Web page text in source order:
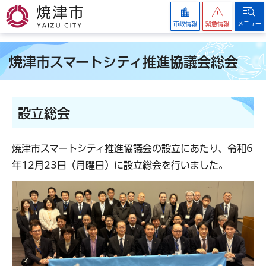
焼津市
市政情報 緊急情報 メニュー
焼津市スマートシティ推進協議会総会
設立総会
焼津市スマートシティ推進協議会の設立にあたり、令和6
年12月23日（月曜日）に設立総会を行いました。